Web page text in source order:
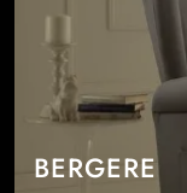
BERGERE